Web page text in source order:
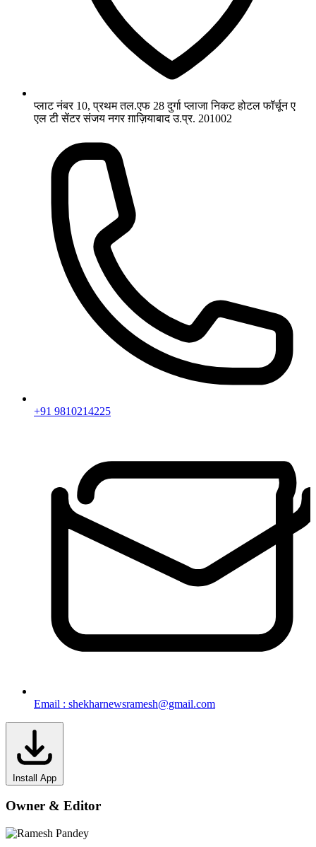
प्लाट नंबर 10, प्रथम तल.एफ 28 दुर्गा प्लाजा निकट होटल फॉर्चून ए
एल टी सेंटर संजय नगर ग़ाज़ियाबाद उ.प्र. 201002
+91 9810214225
Email : shekharnewsramesh@gmail.com
Install App
Owner & Editor